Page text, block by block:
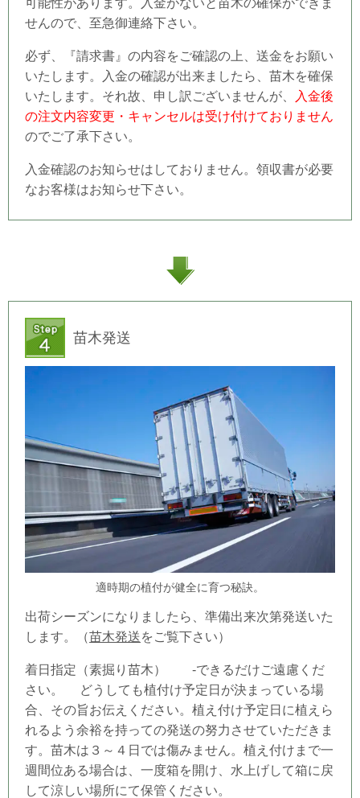
せんので、至急御連絡下さい。
必ず、『請求書』の内容をご確認の上、送金をお願い
いたします。入金の確認が出来ましたら、苗木を確保
いたします。それ故、申し訳ございませんが、
入金後
の注文内容変更・キャンセルは受け付けておりません
のでご了承下さい。
入金確認のお知らせはしておりません。領収書が必要
なお客様はお知らせ下さい。
苗木発送
適時期の植付が健全に育つ秘訣。
出荷シーズンになりましたら、準備出来次第発送いた
します。（苗木発送をご覧下さい）
着日指定（素掘り苗木） -できるだけご遠慮くだ
さい。 どうしても植付け予定日 が決まっている場
合、その旨お伝えください。植え付け予定日 に植えら
れるよう余裕を持っての発送の努力させていただきま
す。苗木は３～４日では傷みません。植え付けまで一
週間位ある場合は、一度箱を開け、水上げして箱に戻
して涼しい場所にて保管ください。